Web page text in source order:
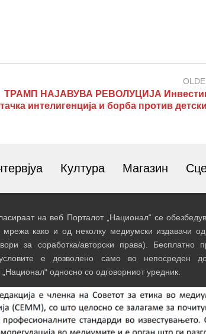
ТРАМП НАЈАВУВА РЕВОЛУЦИЈА
интелигенција и борба против
Култура Магазин
на веб Порталот „Национал“ се
мрежа како и од неколку медиумски издавачи
за соработка/авторски права). Бесплатно
е дозволено само во непосреден
односно со одговорниот уредник.